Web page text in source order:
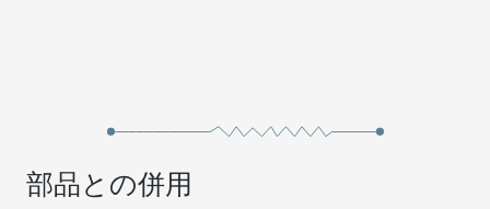
部品との併用